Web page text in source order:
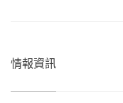
情報資訊